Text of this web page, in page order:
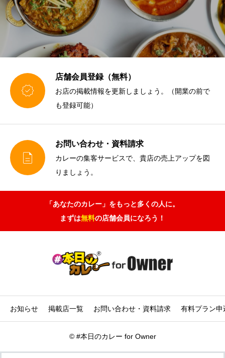

店舗会員登録（無料）
お店の掲載情報を更新しましょう。（開業の前で
も登録可能）

お問い合わせ・資料請求
カレーの集客サービスで、貴店の売上アップを図
りましょう。
「あなたのカレー」をもっと多くの人に。
まずは無料の店舗会員になろう！
お知らせ 掲載店一覧 お問い合わせ・資料請求 有料プラン申
© #本日のカレー for Owner